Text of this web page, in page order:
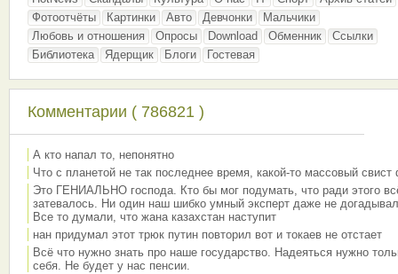
Фотоотчёты
Картинки Авто Девчонки
Мальчики
Любовь и отношения
Опросы Download Обменник
Ссылки
Библиотека
Ядерщик Блоги Гостевая
Комментарии ( 786821 )
А кто напал то, непонятно
Что с планетой не так последнее время, какой-то массовый свист
Это ГЕНИАЛЬНО господа. Кто бы мог подумать, что ради этого
затевалось. Ни один наш шибко умный эксперт даже не
Все то думали, что жана казахстан наступит
нан придумал этот трюк путин повторил вот и токаев не отстает
Всё что нужно знать про наше государство. Надеяться нужно
себя. Не будет у нас пенсии.